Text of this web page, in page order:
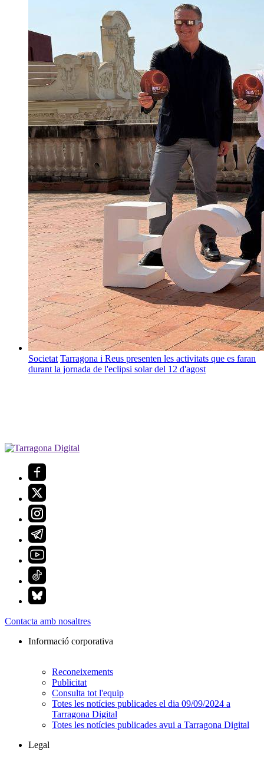
Societat Tarragona i Reus presenten les activitats que es faran
durant la jornada de l'eclipsi solar del 12 d'agost
Contacta amb nosaltres
Informació corporativa
Reconeixements
Publicitat
Consulta tot l'equip
Totes les notícies publicades el dia 09/09/2024 a
Tarragona Digital
Totes les notícies publicades avui a Tarragona Digital
Legal